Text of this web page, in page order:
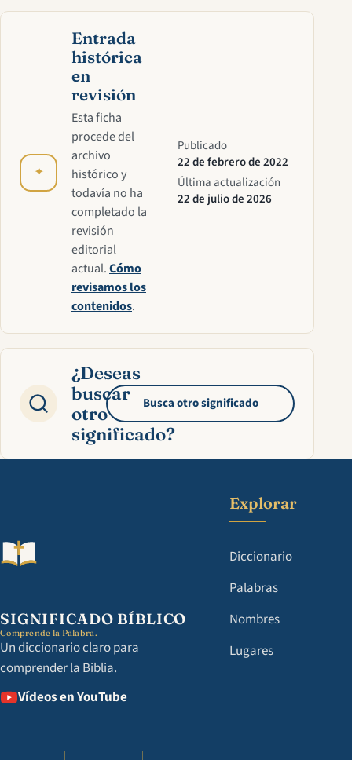
✦
Entrada
histórica
en
revisión
Esta ficha
procede del
archivo
histórico y
todavía no ha
completado la
revisión
editorial
actual.Cómo
revisamos los
contenidos.
Publicado
22 de febrero de 2022
Última actualización
22 de julio de 2026
¿Deseas
buscar
otro
significado?
Busca otro significado
SIGNIFICADO BÍBLICO
Comprende la Palabra.
Un diccionario claro para
comprender la Biblia.
Vídeos en YouTube
Explorar
Diccionario
Palabras
Nombres
Lugares